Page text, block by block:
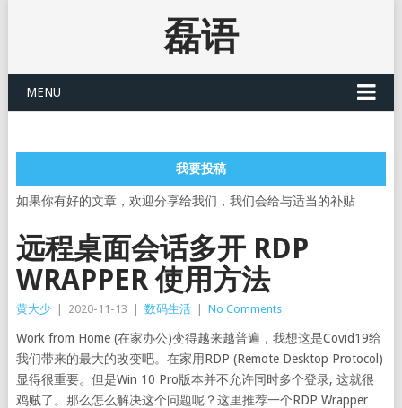
磊语
MENU
我要投稿
如果你有好的文章，欢迎分享给我们，我们会给与适当的补贴
远程桌面会话多开 RDP
WRAPPER 使用方法
黄大少 2020-11-13 数码生活 No Comments
Work from Home (在家办公)变得越来越普遍，我想这是Covid19给
我们带来的最大的改变吧。在家用RDP (Remote Desktop Protocol)
显得很重要。但是Win 10 Pro版本并不允许同时多个登录, 这就很
鸡贼了。那么怎么解决这个问题呢？这里推荐一个RDP Wrapper